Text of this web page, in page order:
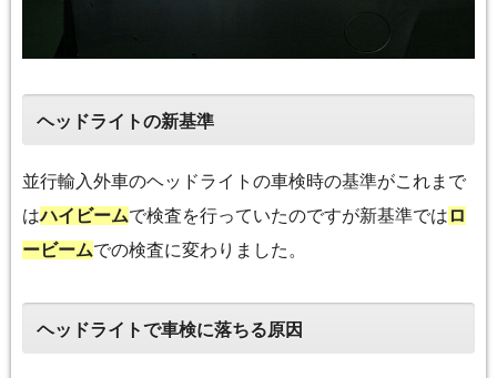
ヘッドライトの新基準
並行輸入外車のヘッドライトの車検時の基準がこれまで
はハイビームで検査を行っていたのですが新基準では ロ
ービームでの検査に変わりました。
ヘッドライトで車検に落ちる原因